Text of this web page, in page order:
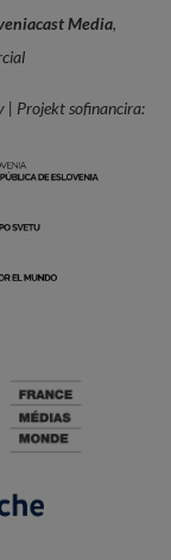
Media,
| Projekt sofinancira: